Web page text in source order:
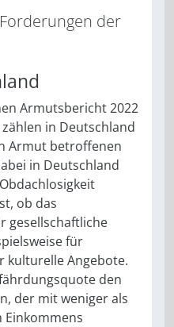
der
Armutsbericht 2022
in Deutschland
Armut betroffenen
in Deutschland
ob das
gesellschaftliche
für
kulturelle Angebote.
den
der mit weniger als